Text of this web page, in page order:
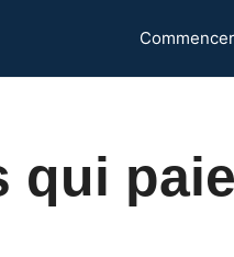
Commencer